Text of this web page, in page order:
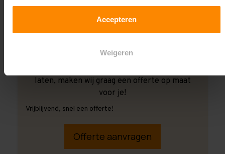
Accepteren
Weigeren
laten, maken wij graag een offerte op maat
voor je!
Vrijblijvend, snel een offerte!
Offerte aanvragen